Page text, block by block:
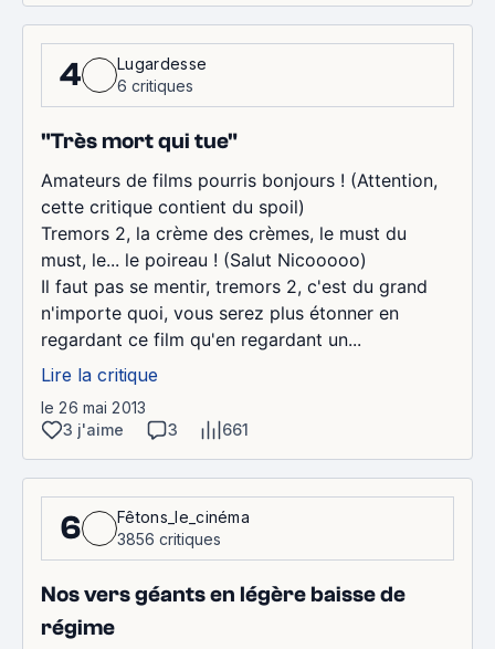
4
Lugardesse
6 critiques
"Très mort qui tue"
Amateurs de films pourris bonjours ! (Attention,
cette critique contient du spoil)
Tremors 2, la crème des crèmes, le must du
must, le... le poireau ! (Salut Nicooooo)
Il faut pas se mentir, tremors 2, c'est du grand
n'importe quoi, vous serez plus étonner en
regardant ce film qu'en regardant un...
Lire la critique
le 26 mai 2013
3 j'aime
3 661
6
Fêtons_le_cinéma
3856 critiques
Nos vers géants en légère baisse de
régime